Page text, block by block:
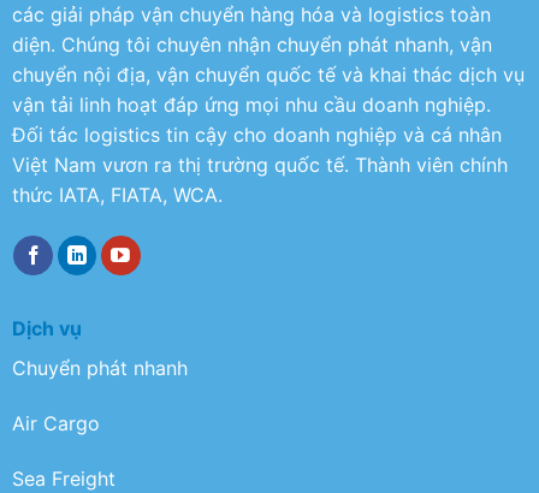
các giải pháp vận chuyển hàng hóa và logistics toàn
diện. Chúng tôi chuyên nhận chuyển phát nhanh, vận
chuyển nội địa, vận chuyển quốc tế và khai thác dịch vụ
vận tải linh hoạt đáp ứng mọi nhu cầu doanh nghiệp.
Đối tác logistics tin cậy cho doanh nghiệp và cá nhân
Việt Nam vươn ra thị trường quốc tế. Thành viên chính
thức IATA, FIATA, WCA.
Dịch vụ
Chuyển phát nhanh
Air Cargo
Sea Freight